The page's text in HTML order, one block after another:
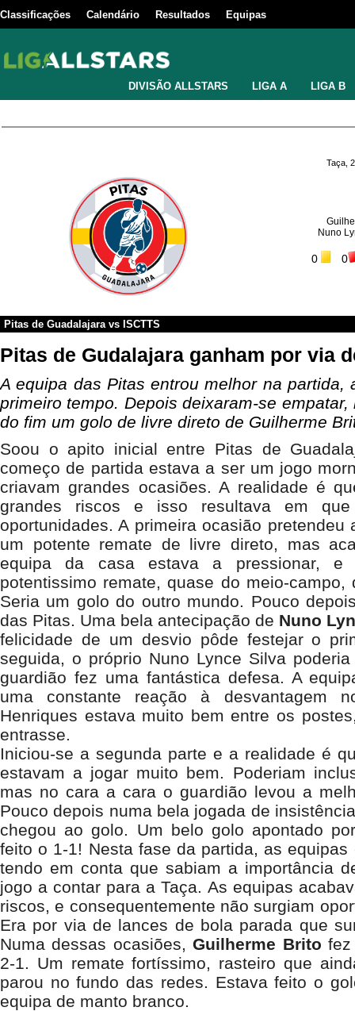
Classificações Calendário Resultados Equipas
DIVISÃO ALLSTARS LIGA A LIGA B
Taça,
Nuno
0 0
Pitas de Guadalajaravs ISCTTS
Pitas de Gudalajara ganham por via
A equipa das Pitas entrou melhor na partida,
primeiro tempo. Depois deixaram-se
do fim um golo de livre direto de Guilherme
Soou o apito inicial entre Pitas de
começo de partida estava a ser um jogo
criavam grandes ocasiões. A realidade é
grandes riscos e isso resultava em que
oportunidades. A primeira ocasião pretendeu
um potente remate de livre direto, mas
equipa da casa estava a pressionar, e
potentissimo remate, quase do meio-
Seria um golo do outro mundo. Pouco
das Pitas. Uma bela antecipação de Nuno
felicidade de um desvio pôde festejar o
seguida, o próprio Nuno Lynce Silva
guardião fez uma fantástica defesa. A
uma constante reação à desvantagem
Henriques estava muito bem entre os
entrasse.
Iniciou-se a segunda parte e a realidade é
estavam a jogar muito bem. Poderiam
mas no cara a cara o guardião levou a
Pouco depois numa bela jogada de
chegou ao golo. Um belo golo apontado
feito o 1-1! Nesta fase da partida, as
tendo em conta que sabiam a importância
jogo a contar para a Taça. As equipas
riscos, e consequentemente não surgiam
Era por via de lances de bola parada que
Numa dessas ocasiões, Guilherme Brito
2-1. Um remate fortíssimo, rasteiro que
parou no fundo das redes. Estava feito o
equipa de manto branco.